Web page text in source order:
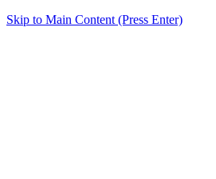
Skip to Main Content (Press Enter)